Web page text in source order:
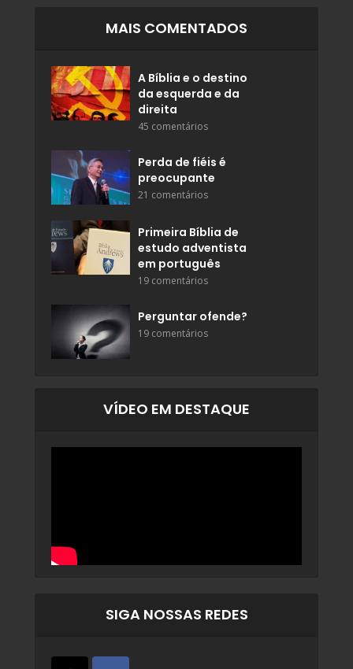
MAIS COMENTADOS
A Bíblia e o destino
da esquerda e da
direita
45 comentários
Perda de fiéis é
preocupante
21 comentários
Primeira Bíblia de
estudo adventista
em português
19 comentários
Perguntar ofende?
19 comentários
VÍDEO EM DESTAQUE
SIGA NOSSAS REDES